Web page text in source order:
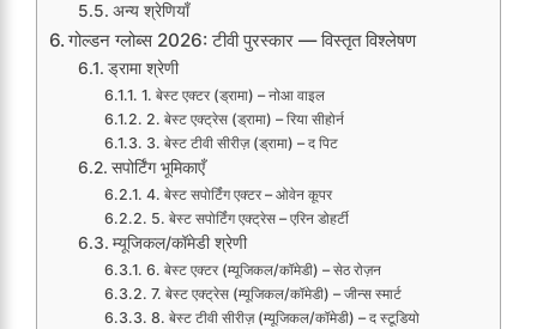
अन्य श्रेणियाँ
गोल्डन ग्लोब्स 2026: टीवी पुरस्कार — विस्तृत विश्लेषण
ड्रामा श्रेणी
1. बेस्ट एक्टर (ड्रामा) – नोआ वाइल
2. बेस्ट एक्ट्रेस (ड्रामा) – रिया सीहोर्न
3. बेस्ट टीवी सीरीज़ (ड्रामा) – द पिट
सपोर्टिंग भूमिकाएँ
4. बेस्ट सपोर्टिंग एक्टर – ओवेन कूपर
5. बेस्ट सपोर्टिंग एक्ट्रेस – एरिन डोहर्टी
म्यूजिकल/कॉमेडी श्रेणी
6. बेस्ट एक्टर (म्यूजिकल/कॉमेडी) – सेठ रोज़न
7. बेस्ट एक्ट्रेस (म्यूजिकल/कॉमेडी) – जीन्स स्मार्ट
8. बेस्ट टीवी सीरीज़ (म्यूजिकल/कॉमेडी) – द स्टूडियो